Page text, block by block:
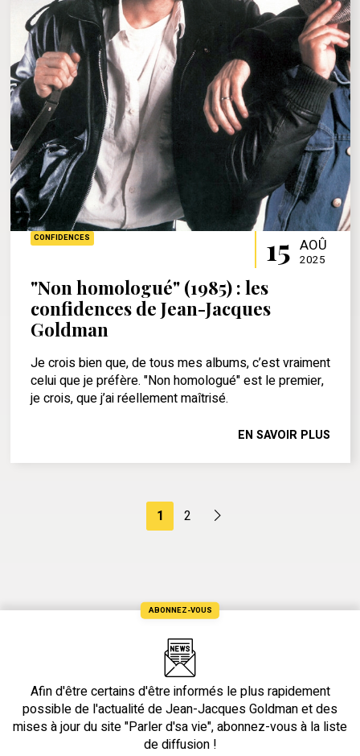
CONFIDENCES 15 AOÛ
2025
"Non homologué" (1985) : les
confidences de Jean-Jacques
Goldman
Je crois bien que, de tous mes albums, c’est vraiment
celui que je préfère. "Non homologué" est le premier,
je crois, que j’ai réellement maîtrisé.
EN SAVOIR PLUS
1 2
ABONNEZ-VOUS
Afin d'être certains d'être informés le plus rapidement
possible de l'actualité de Jean-Jacques Goldman et des
mises à jour du site "Parler d'sa vie", abonnez-vous à la liste
de diffusion !